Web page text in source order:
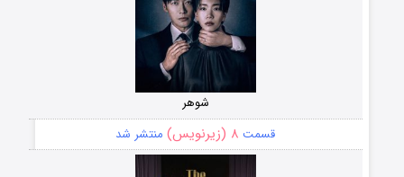
شوهر
قسمت ۸ (زیرنویس) منتشر شد